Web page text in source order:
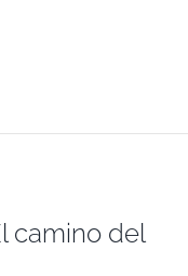
camino del